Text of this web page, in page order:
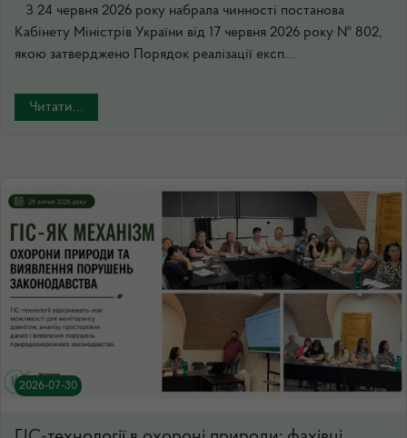
З 24 червня 2026 року набрала чинності постанова
Кабінету Міністрів України від 17 червня 2026 року № 802,
якою затверджено Порядок реалізації експ...
Читати...
2026-07-30